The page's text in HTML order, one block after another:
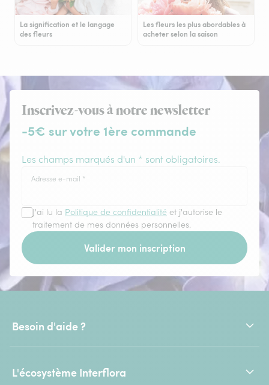
La signification et le langage
des fleurs
Les fleurs les plus abordables à
acheter selon la saison
Inscrivez-vous à notre newsletter
-5€ sur votre 1ère commande
Les champs marqués d'un * sont obligatoires.
Adresse e-mail *
J'ai lu la Politique de confidentialité et j'autorise le
traitement de mes données personnelles.
Valider mon inscription
Besoin d'aide ?
L'écosystème Interflora